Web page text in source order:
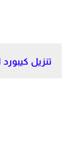
تنزيل كيبورد